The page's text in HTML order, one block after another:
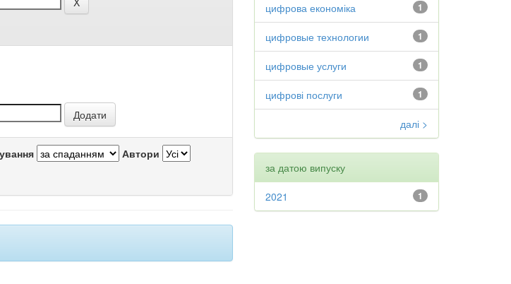
Автори
1
цифрова економіка
1
цифровые технологии
1
цифровые услуги
1
цифрові послуги
далі >
за датою випуску
1
2021